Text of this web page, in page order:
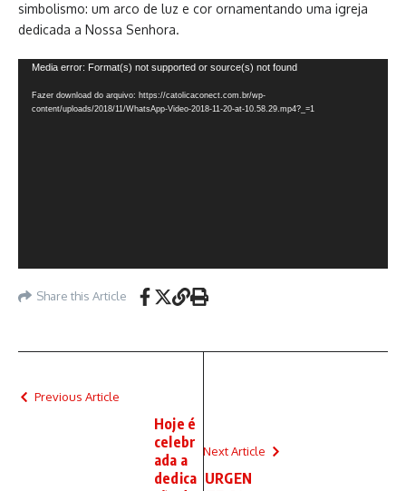
simbolismo: um arco de luz e cor ornamentando uma igreja
dedicada a Nossa Senhora.
Tocador
vídeo
Media error: Format(s) not supported or source(s) not found
Fazer download do arquivo: https://catolicaconect.com.br/wp-
content/uploads/2018/11/WhatsApp-Video-2018-11-20-at-10.58.29.mp4?_=1
Share this Article
Previous Article
Hoje é
celebr
ada a
dedica
Next Article
URGEN